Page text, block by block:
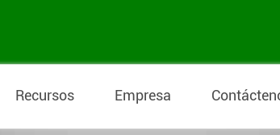
Recursos Empresa